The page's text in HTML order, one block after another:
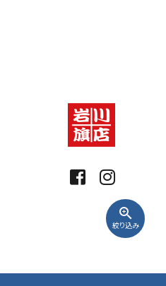
zoom_in
絞り込み